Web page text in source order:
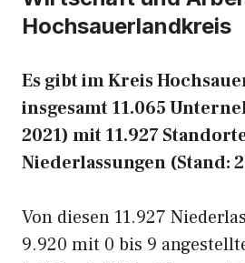
Hochsauerlandkreis
Es gibt im Kreis
insgesamt 11.065
2021) mit 11.927
Niederlassungen (Stand:
Von diesen 11.927
9.920 mit 0 bis 9